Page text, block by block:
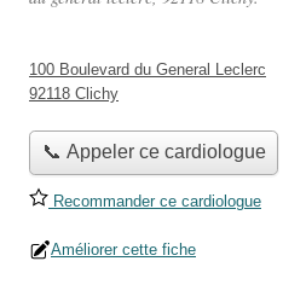
100 Boulevard du General Leclerc
92118 Clichy
📞 Appeler ce cardiologue
Recommander ce cardiologue
Améliorer cette fiche